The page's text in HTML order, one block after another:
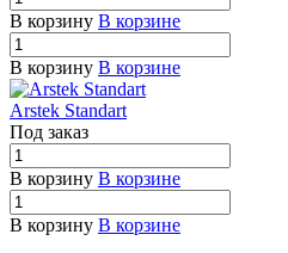
В корзину В корзине
В корзину В корзине
Arstek Standart
Под заказ
В корзину В корзине
В корзину В корзине